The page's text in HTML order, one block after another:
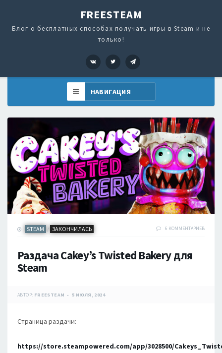
FREESTEAM
Блог о бесплатных способах получать игры в Steam и не
только!
VK Twitter
STEAM / ЗАКОНЧИЛАСЬ 6 КОММЕНТАРИЕВ
Раздача Cakey’s Twisted Bakery для
Steam
АВТОР: FREESTEAM 5 ИЮЛЯ, 2024
Страница раздачи:
https://store.steampowered.com/app/3028500/